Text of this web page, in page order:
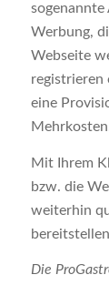
sogenannte
Werbung,
Webseite
registrieren
eine
Mit Ihrem
bzw. die
weiterhin
Die